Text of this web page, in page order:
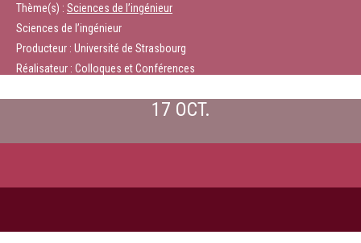
Thème(s) : Sciences de l’ingénieur
Sciences de l’ingénieur
Producteur : Université de Strasbourg
Réalisateur : Colloques et Conférences
17 OCT.